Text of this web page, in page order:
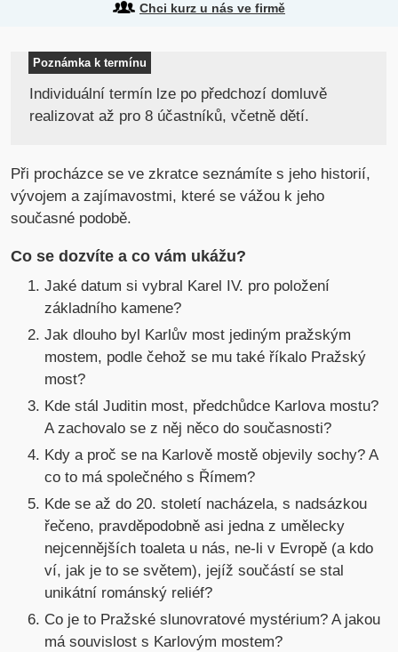
Chci kurz u nás ve firmě
Poznámka k termínu
Individuální termín lze po předchozí domluvě
realizovat až pro 8 účastníků, včetně dětí.
Při procházce se ve zkratce seznámíte s jeho historií,
vývojem a zajímavostmi, které se vážou k jeho
současné podobě.
Co se dozvíte a co vám ukážu?
Jaké datum si vybral Karel IV. pro položení
základního kamene?
Jak dlouho byl Karlův most jediným pražským
mostem, podle čehož se mu také říkalo Pražský
most?
Kde stál Juditin most, předchůdce Karlova mostu?
A zachovalo se z něj něco do současnosti?
Kdy a proč se na Karlově mostě objevily sochy? A
co to má společného s Římem?
Kde se až do 20. století nacházela, s nadsázkou
řečeno, pravděpodobně asi jedna z umělecky
nejcennějších toaleta u nás, ne-li v Evropě (a kdo
ví, jak je to se světem), jejíž součástí se stal
unikátní románský reliéf?
Co je to Pražské slunovratové mystérium? A jakou
má souvislost s Karlovým mostem?